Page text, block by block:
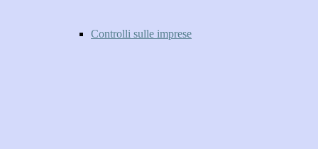
Controlli sulle imprese